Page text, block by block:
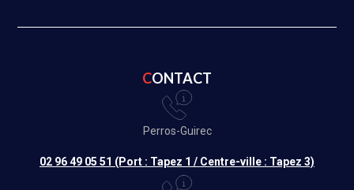
CONTACT
Perros-Guirec
02 96 49 05 51 (Port : Tapez 1 / Centre-ville : Tapez 3)